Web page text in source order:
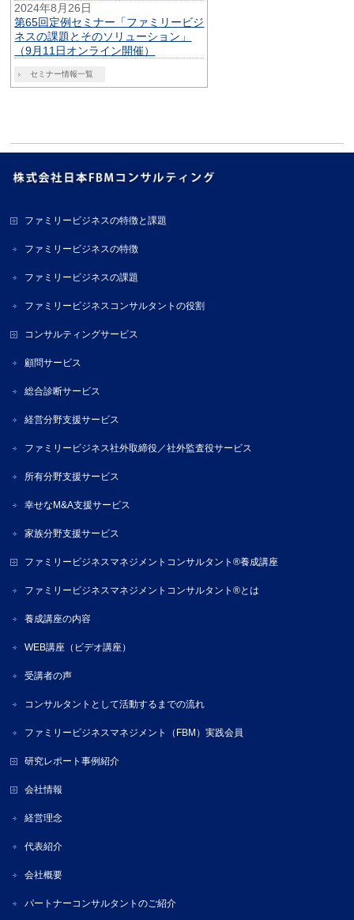
2024年8月26日
第65回定例セミナー「ファミリービジ
ネスの課題とそのソリューション」
（9月11日オンライン開催）
セミナー情報一覧
ファミリービジネスの特徴と課題
ファミリービジネスの特徴
ファミリービジネスの課題
ファミリービジネスコンサルタントの役割
コンサルティングサービス
顧問サービス
総合診断サービス
経営分野支援サービス
ファミリービジネス社外取締役／社外監査役サービス
所有分野支援サービス
幸せなM&A支援サービス
家族分野支援サービス
ファミリービジネスマネジメントコンサルタント®養成講座
ファミリービジネスマネジメントコンサルタント®とは
養成講座の内容
WEB講座（ビデオ講座）
受講者の声
コンサルタントとして活動するまでの流れ
ファミリービジネスマネジメント（FBM）実践会員
研究レポート事例紹介
会社情報
経営理念
代表紹介
会社概要
パートナーコンサルタントのご紹介